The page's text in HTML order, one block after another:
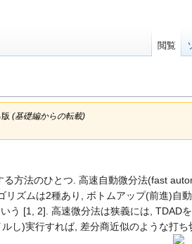
(基礎編からの転載)
る方法のひとつ. 高速自動微分法(fast
ズムは2種あり, ボトムアップ(前進)自
う [1, 2]. 高速微分法は狭義には, TDAD
し)実行すれば, 差分商近似のような打
閲覧